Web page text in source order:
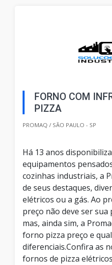
FORNO COM
PIZZA
PROMAQ / SÃO PAULO - SP
Há 13 anos
equipamentos
cozinhas industriais, a
de seus destaques,
elétricos ou a gás. Ao
preço não deve ser
mas, ainda sim, a
forno pizza preço e
diferenciais.Confira as
fornos de pizza elétricos